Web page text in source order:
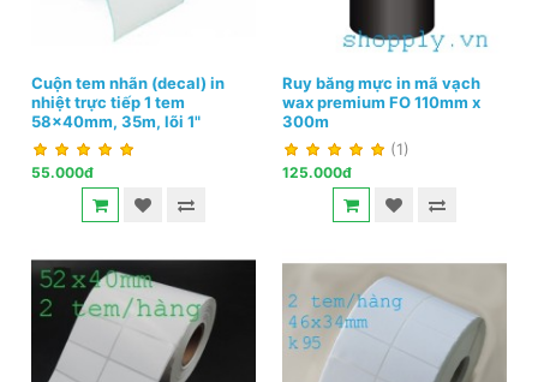
Cuộn tem nhãn (decal) in
nhiệt trực tiếp 1 tem
58x40mm, 35m, lõi 1"
55.000đ
Ruy băng mực in mã vạch
wax premium FO 110mm x
300m
(1)
125.000đ